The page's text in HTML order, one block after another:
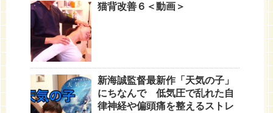
猫背改善６＜動画＞
新海誠監督最新作「天気の子」
にちなんで 低気圧で乱れた自
律神経や偏頭痛を整えるストレ